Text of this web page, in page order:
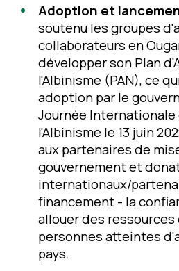
Adoption et
soutenu les groupes
collaborateurs en
développer son Plan
l'Albinisme (PAN), ce
adoption par le
Journée
l'Albinisme le 13 juin
aux partenaires de
gouvernement et
internationaux/
financement - la
allouer des ressources
personnes atteintes
pays.